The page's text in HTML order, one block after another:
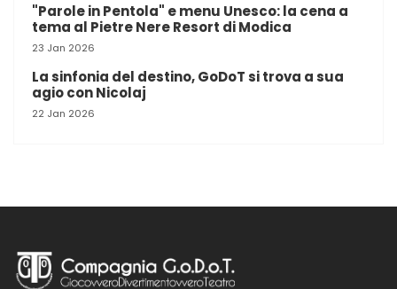
"Parole in Pentola" e menu Unesco: la cena a
tema al Pietre Nere Resort di Modica
23 Jan 2026
La sinfonia del destino, GoDoT si trova a sua
agio con Nicolaj
22 Jan 2026